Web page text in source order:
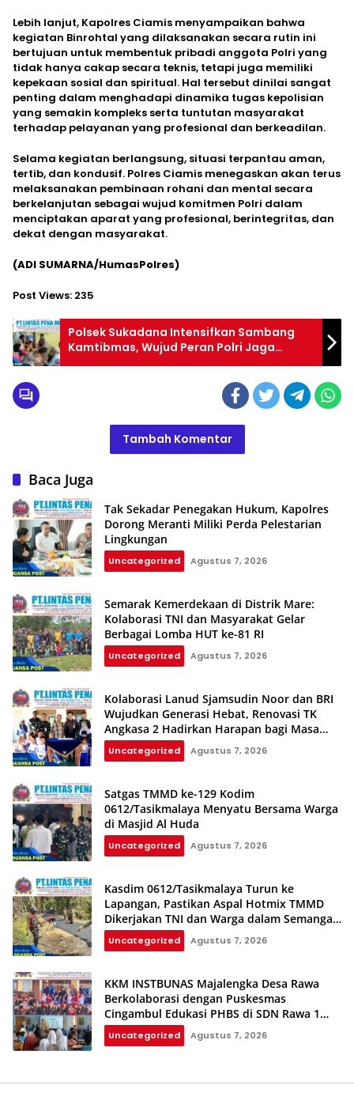
Lebih lanjut, Kapolres Ciamis menyampaikan bahwa
kegiatan Binrohtal yang dilaksanakan secara rutin ini
bertujuan untuk membentuk pribadi anggota Polri yang
tidak hanya cakap secara teknis, tetapi juga memiliki
kepekaan sosial dan spiritual. Hal tersebut dinilai sangat
penting dalam menghadapi dinamika tugas kepolisian
yang semakin kompleks serta tuntutan masyarakat
terhadap pelayanan yang profesional dan berkeadilan.
Selama kegiatan berlangsung, situasi terpantau aman,
tertib, dan kondusif. Polres Ciamis menegaskan akan terus
melaksanakan pembinaan rohani dan mental secara
berkelanjutan sebagai wujud komitmen Polri dalam
menciptakan aparat yang profesional, berintegritas, dan
dekat dengan masyarakat.
(ADI SUMARNA/HumasPolres)
Post Views: 235
Polsek Sukadana Intensifkan Sambang
Kamtibmas, Wujud Peran Polri Jaga
Keamanan Warga Desa Ciparigi
Tambah Komentar
Baca Juga
Tak Sekadar Penegakan Hukum, Kapolres
Dorong Meranti Miliki Perda Pelestarian
Lingkungan
Uncategorized Agustus 7, 2026
Semarak Kemerdekaan di Distrik Mare:
Kolaborasi TNI dan Masyarakat Gelar
Berbagai Lomba HUT ke-81 RI
Uncategorized Agustus 7, 2026
Kolaborasi Lanud Sjamsudin Noor dan BRI
Wujudkan Generasi Hebat, Renovasi TK
Angkasa 2 Hadirkan Harapan bagi Masa
Depan Anak
Uncategorized Agustus 7, 2026
Satgas TMMD ke-129 Kodim
0612/Tasikmalaya Menyatu Bersama Warga
di Masjid Al Huda
Uncategorized Agustus 7, 2026
Kasdim 0612/Tasikmalaya Turun ke
Lapangan, Pastikan Aspal Hotmix TMMD
Dikerjakan TNI dan Warga dalam Semangat
Gotong Royong
Uncategorized Agustus 7, 2026
KKM INSTBUNAS Majalengka Desa Rawa
Berkolaborasi dengan Puskesmas
Cingambul Edukasi PHBS di SDN Rawa 1
dan SDN Rawa 3
Uncategorized Agustus 7, 2026